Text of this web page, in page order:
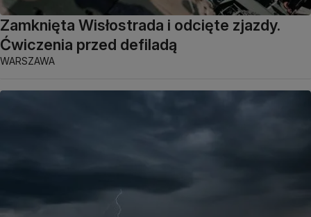
Zamknięta Wisłostrada i odcięte zjazdy.
Ćwiczenia przed defiladą
WARSZAWA